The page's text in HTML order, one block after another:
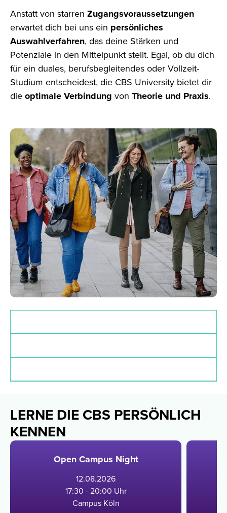
Anstatt von starren Zugangsvoraussetzungen
erwartet dich bei uns ein persönliches
Auswahlverfahren, das deine Stärken und
Potenziale in den Mittelpunkt stellt. Egal, ob du dich
für ein duales, berufsbegleitendes oder Vollzeit-
Studium entscheidest, die CBS University bietet dir
die optimale Verbindung von Theorie und Praxis.
LERNE DIE CBS PERSÖNLICH
KENNEN
Open Campus Night
12.08.2026
17:30 - 20:00 Uhr
Campus Köln